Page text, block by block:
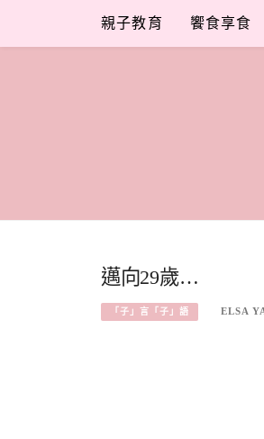
content
親子教育 饗食享食
邁向29歲…
「子」言「子」語 ELSA